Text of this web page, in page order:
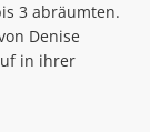
3 abräumten.
Denise
in ihrer